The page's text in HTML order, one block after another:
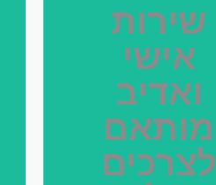
שירות
אישי
ואדיב
מותאם
לצרכים